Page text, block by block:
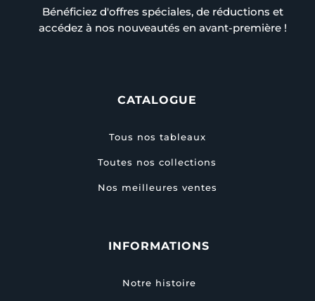
Bénéficiez d'offres spéciales, de réductions et
accédez à nos nouveautés en avant-première !
CATALOGUE
Tous nos tableaux
Toutes nos collections
Nos meilleures ventes
INFORMATIONS
Notre histoire